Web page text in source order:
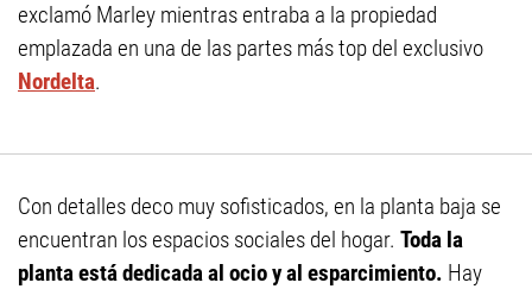
exclamó Marley mientras entraba a la propiedad
emplazada en una de las partes más top del exclusivo
Nordelta.
Con detalles deco muy sofisticados, en la planta baja se
encuentran los espacios sociales del hogar. Toda la
planta está dedicada al ocio y al esparcimiento. Hay